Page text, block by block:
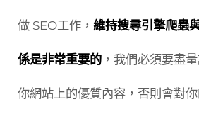
做 SEO工作， 維持搜尋引擎爬蟲
係是非常重要的 ，我們必須要盡
你網站上的優質內容，否則會對